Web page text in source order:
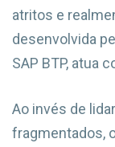
atritos e
desenvolvida
SAP BTP, atua
Ao invés de
fragmentados,